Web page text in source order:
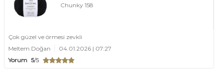
Chunky 158
Çok güzel ve örmesi zevkli
Meltem Doğan
04.01.2026 | 07:27
Yorum 5/5